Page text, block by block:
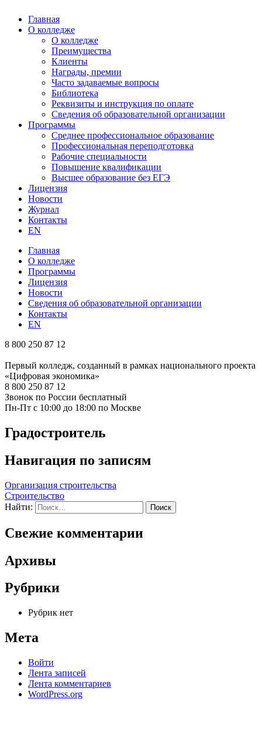
Главная
О колледже
О колледже
Преимущества
Клиенты
Награды, премии
Часто задаваемые вопросы
Библиотека
Реквизиты и инструкция по оплате
Сведения об образовательной организации
Программы
Среднее профессиональное образование
Профессиональная переподготовка
Рабочие специальности
Повышение квалификации
Высшее образование без ЕГЭ
Лицензия
Новости
Журнал
Контакты
EN
Главная
О колледже
Программы
Лицензия
Новости
Сведения об образовательной организации
Контакты
EN
8 800 250 87 12
Первый колледж, созданный в рамках национального проекта
«Цифровая экономика»
8 800 250 87 12
Звонок по России бесплатный
Пн-Пт с 10:00 до 18:00 по Москве
Градостроитель
Навигация по записям
Организация строительства
Строительство
Найти:
Свежие комментарии
Архивы
Рубрики
Рубрик нет
Мета
Войти
Лента записей
Лента комментариев
WordPress.org